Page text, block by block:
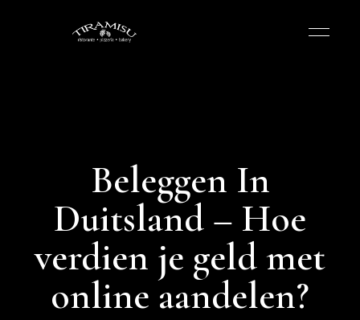
Beleggen In
Duitsland – Hoe
verdien je geld met
online aandelen?